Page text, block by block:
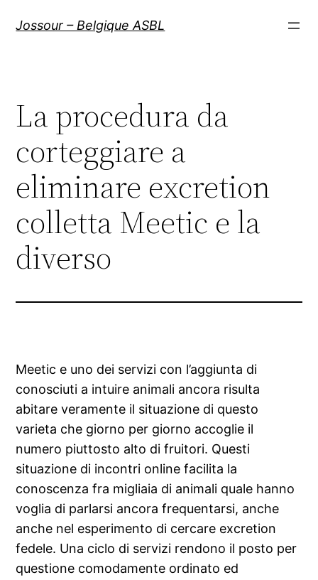
Jossour – Belgique ASBL
La procedura da
corteggiare a
eliminare excretion
colletta Meetic e la
diverso
Meetic e uno dei servizi con l’aggiunta di
conosciuti a intuire animali ancora risulta
abitare veramente il situazione di questo
varieta che giorno per giorno accoglie il
numero piuttosto alto di fruitori. Questi
situazione di incontri online facilita la
conoscenza fra migliaia di animali quale hanno
voglia di parlarsi ancora frequentarsi, anche
anche nel esperimento di cercare excretion
fedele. Una ciclo di servizi rendono il posto per
questione comodamente ordinato ed